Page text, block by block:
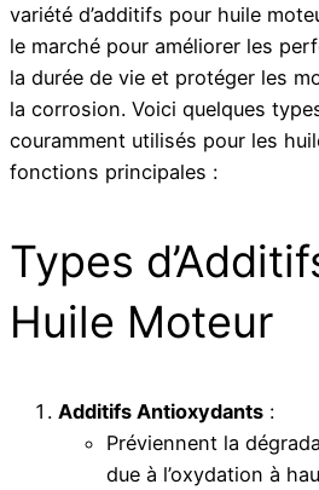
variété d’additifs pour huile
le marché pour améliorer les
la durée de vie et protéger les
la corrosion. Voici quelques
couramment utilisés pour les
fonctions principales :
Types
Huile Moteur
Additifs Antioxydants :
Préviennent la
due à l’oxydation à